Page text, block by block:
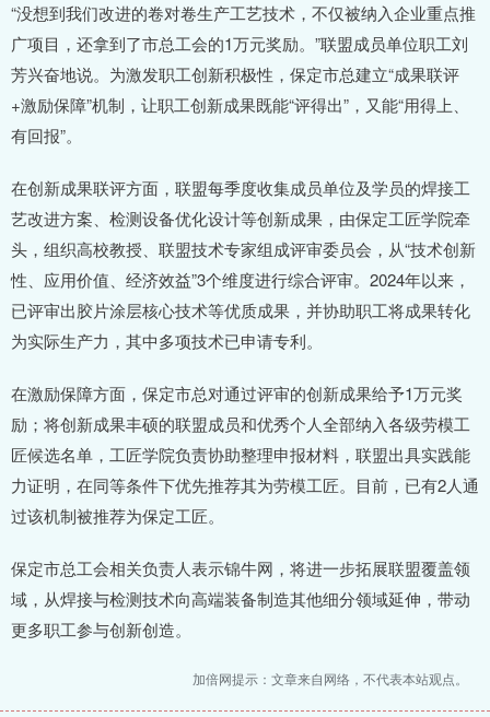
“没想到我们改进的卷对卷生产工艺技术，不仅被纳入企业重点推
广项目，还拿到了市总工会的1万元奖励。”联盟成员单位职工刘
芳兴奋地说。为激发职工创新积极性，保定市总建立“成果联评
+激励保障”机制，让职工创新成果既能“评得出”，又能“用得上、
有回报”。
在创新成果联评方面，联盟每季度收集成员单位及学员的焊接工
艺改进方案、检测设备优化设计等创新成果，由保定工匠学院牵
头，组织高校教授、联盟技术专家组成评审委员会，从“技术创新
性、应用价值、经济效益”3个维度进行综合评审。2024年以来，
已评审出胶片涂层核心技术等优质成果，并协助职工将成果转化
为实际生产力，其中多项技术已申请专利。
在激励保障方面，保定市总对通过评审的创新成果给予1万元奖
励；将创新成果丰硕的联盟成员和优秀个人全部纳入各级劳模工
匠候选名单，工匠学院负责协助整理申报材料，联盟出具实践能
力证明，在同等条件下优先推荐其为劳模工匠。目前，已有2人通
过该机制被推荐为保定工匠。
保定市总工会相关负责人表示锦牛网，将进一步拓展联盟覆盖领
域，从焊接与检测技术向高端装备制造其他细分领域延伸，带动
更多职工参与创新创造。
加倍网提示：文章来自网络，不代表本站观点。